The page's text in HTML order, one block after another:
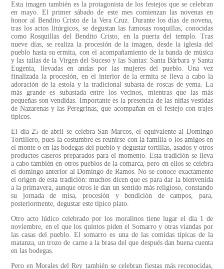
Esta imagen también es la protagonista de los festejos que se celebran
en mayo. El primer sábado de este mes comienzan las novenas en
honor al Bendito Cristo de la Vera Cruz. Durante los días de novena,
tras los actos litúrgicos, se degustan las famosas rosquillas, conocidas
como Rosquillas del Bendito Cristo, en la puerta del templo. Tras
nueve días, se realiza la procesión de la imagen, desde la iglesia del
pueblo hasta su ermita, con el acompañamiento de la banda de música
y las tallas de la Virgen del Suceso y las Santas: Santa Bárbara y Santa
Eugenia, llevadas en andas por las mujeres del pueblo. Una vez
finalizada la procesión, en el interior de la ermita se lleva a cabo la
adoración de la estola y la tradicional subasta de roscas de yema. La
más grande es subastada entre los vecinos, mientras que las más
pequeñas son vendidas. Importante es la presencia de las niñas vestidas
de Nazarenas y las Peregrinas, que acompañan en el festejo con trajes
típicos.
El día 25 de abril se celebra San Marcos, el equivalente al Domingo
Tortillero, pues la costumbre es reunirse con la familia o los amigos en
el monte o en las bodegas del pueblo y degustar tortillas, asados y otros
productos caseros preparados para el momento. Esta tradición se lleva
a cabo también en otros pueblos de la comarca, pero en ellos se celebra
el domingo anterior al Domingo de Ramos. No se conoce exactamente
el origen de esta tradición: muchos dicen que es para dar la bienvenida
a la primavera, aunque otros le dan un sentido más religioso, constando
su jornada de misa, procesión y bendición de campos, para,
posteriormente, degustar este típico plato.
Otro acto lúdico celebrado por los moralinos tiene lugar el día 1 de
noviembre, en el que los quintos piden el Somarro y otras viandas por
las casas del pueblo. El somarro es una de las comidas típicas de la
matanza, un trozo de carne a la brasa del que después dan buena cuenta
en las bodegas.
Pero en Morales del Rey también se celebran fiestas más reconocidas,